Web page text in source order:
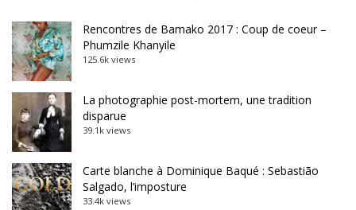
Rencontres de Bamako 2017 : Coup de coeur –
Phumzile Khanyile
125.6k views
La photographie post-mortem, une tradition
disparue
39.1k views
Carte blanche à Dominique Baqué : Sebastião
Salgado, l’imposture
33.4k views